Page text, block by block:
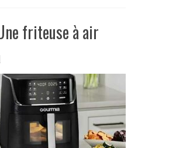
friteuse à air